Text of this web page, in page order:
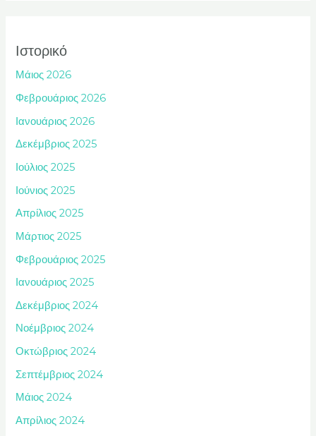
Ιστορικό
Μάιος 2026
Φεβρουάριος 2026
Ιανουάριος 2026
Δεκέμβριος 2025
Ιούλιος 2025
Ιούνιος 2025
Απρίλιος 2025
Μάρτιος 2025
Φεβρουάριος 2025
Ιανουάριος 2025
Δεκέμβριος 2024
Νοέμβριος 2024
Οκτώβριος 2024
Σεπτέμβριος 2024
Μάιος 2024
Απρίλιος 2024